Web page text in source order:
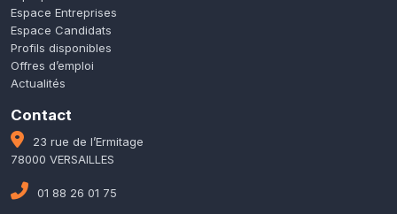
Espace Entreprises
Espace Candidats
Profils disponibles
Offres d’emploi
Actualités
Contact
23 rue de l’Ermitage
78000 VERSAILLES
01 88 26 01 75